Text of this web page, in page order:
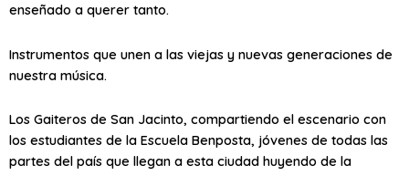
enseñado a querer tanto.
Instrumentos que unen a las viejas y nuevas generaciones de
nuestra música.
Los Gaiteros de San Jacinto, compartiendo el escenario con
los estudiantes de la Escuela Benposta, jóvenes de todas las
partes del país que llegan a esta ciudad huyendo de la